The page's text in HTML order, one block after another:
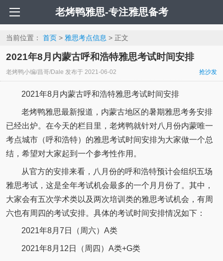
老烤鸭雅思-专注雅思备考
当前位置： 首页> 雅思考点信息 > 正文
2021年8月内蒙古呼和浩特雅思考试时间安排
老烤鸭小编/昌哥/Dale 发布于 2021-06-02 抢沙发
2021年8月内蒙古呼和浩特雅思考试时间安排
老烤鸭雅思最新报道，内蒙古地区的暑期雅思考务安排
已经出炉。在今天的栏目里，老烤鸭就针对八月份内蒙唯一
考点城市（呼和浩特）的雅思考试时间安排为大家做一个总
结，希望对大家起到一个参考性作用。
从官方的安排来看，八月份的呼和浩特预计会组织五场
雅思考试，这是全年考试机会最多的一个月月份了。其中，
大家会有五次学术类以及两次培训类的雅思考试机会，有周
六也有周四的考试安排。具体的考试时间安排情况如下：
2021年8月7日（周六）A类
2021年8月12日（周四）A类+G类